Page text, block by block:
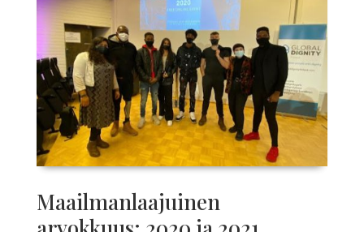
Maailmanlaajuinen